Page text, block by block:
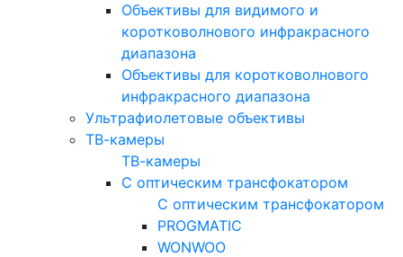
Объективы для видимого и
коротковолнового инфракрасного
диапазона
Объективы для коротковолнового
инфракрасного диапазона
Ультрафиолетовые объективы
ТВ-камеры
ТВ-камеры
С оптическим трансфокатором
С оптическим трансфокатором
PROGMATIC
WONWOO